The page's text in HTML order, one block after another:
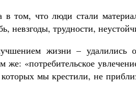
в том, что люди стали
невзгоды, трудности,
жизни – удалились
же: «потребительское
мы крестили, не